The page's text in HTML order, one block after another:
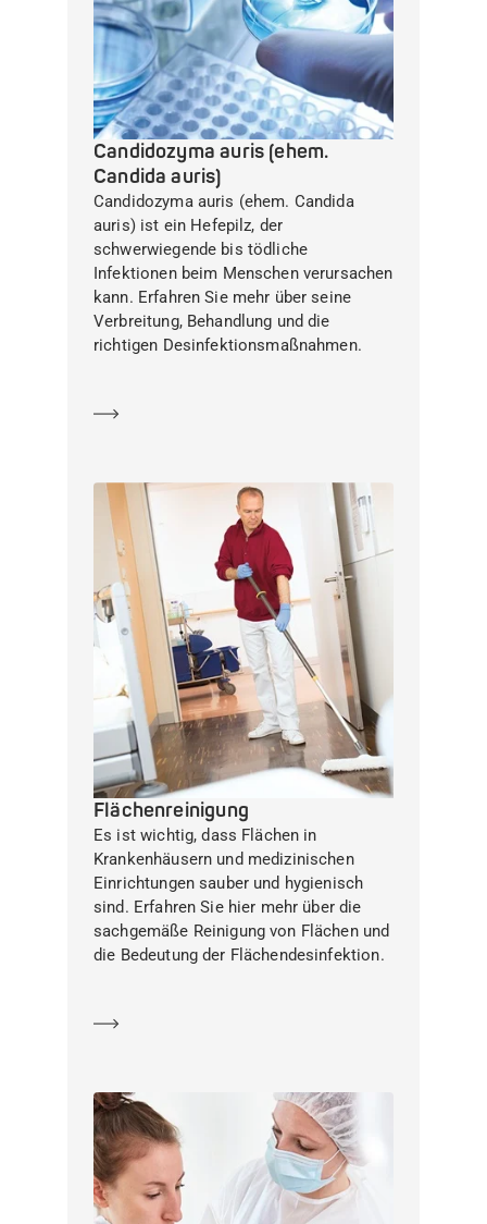
Candidozyma auris (ehem.
Candida auris)
Candidozyma auris (ehem. Candida
auris) ist ein Hefepilz, der
schwerwiegende bis tödliche
Infektionen beim Menschen verursachen
kann. Erfahren Sie mehr über seine
Verbreitung, Behandlung und die
richtigen Desinfektionsmaßnahmen.
Flächenreinigung
Es ist wichtig, dass Flächen in
Krankenhäusern und medizinischen
Einrichtungen sauber und hygienisch
sind. Erfahren Sie hier mehr über die
sachgemäße Reinigung von Flächen und
die Bedeutung der Flächendesinfektion.